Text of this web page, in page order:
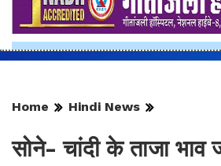
Home Hindi News
सोने- चांदी के ताजा भाव